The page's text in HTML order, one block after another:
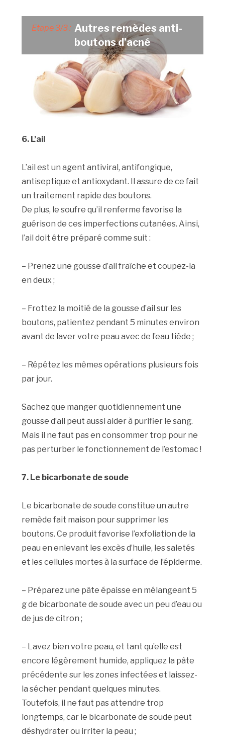
Etape 3/3 : Autres remèdes anti-
boutons d’acné
6. L’ail
L’ail est un agent antiviral, antifongique,
antiseptique et antioxydant. Il assure de ce fait
un traitement rapide des boutons.
De plus, le soufre qu’il renferme favorise la
guérison de ces imperfections cutanées. Ainsi,
l’ail doit être préparé comme suit :
– Prenez une gousse d’ail fraîche et coupez-la
en deux ;
– Frottez la moitié de la gousse d’ail sur les
boutons, patientez pendant 5 minutes environ
avant de laver votre peau avec de l’eau tiède ;
– Répétez les mêmes opérations plusieurs fois
par jour.
Sachez que manger quotidiennement une
gousse d’ail peut aussi aider à purifier le sang.
Mais il ne faut pas en consommer trop pour ne
pas perturber le fonctionnement de l’estomac !
7. Le bicarbonate de soude
Le bicarbonate de soude constitue un autre
remède fait maison pour supprimer les
boutons. Ce produit favorise l’exfoliation de la
peau en enlevant les excès d’huile, les saletés
et les cellules mortes à la surface de l’épiderme.
– Préparez une pâte épaisse en mélangeant 5
g de bicarbonate de soude avec un peu d’eau ou
de jus de citron ;
– Lavez bien votre peau, et tant qu’elle est
encore légèrement humide, appliquez la pâte
précédente sur les zones infectées et laissez-
la sécher pendant quelques minutes.
Toutefois, il ne faut pas attendre trop
longtemps, car le bicarbonate de soude peut
déshydrater ou irriter la peau ;